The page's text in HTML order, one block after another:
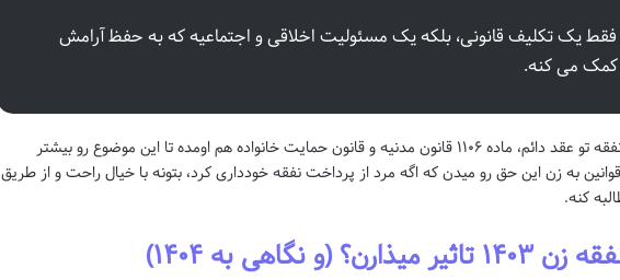
فقط یک تکلیف قانونی، بلکه یک مسئولیت اخلاقی و اجتماعیه که به حفظ آرامش
کمک می کنه.
پس، اصل و اساس پرداخت نفقه تو عقد دائم، ماده ۱۱۰۶ قانون مدنیه و قانون حمایت خانواده هم اومده تا این موضوع رو بیشتر
به زن این حق رو میدن که اگه مرد از پرداخت نفقه خودداری کرد، بتونه با خیال راحت و از طریق
کنه.
(و نگاهی به ۱۴۰۴)